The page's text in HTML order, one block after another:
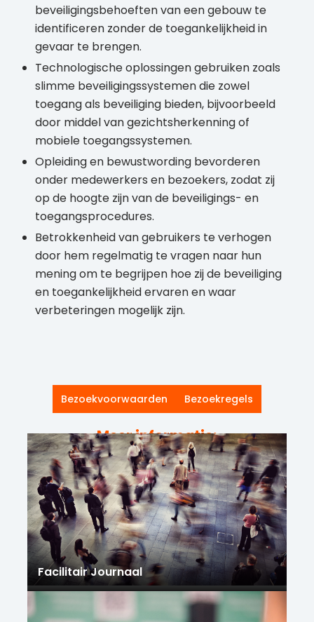
beveiligingsbehoeften van een gebouw te
identificeren zonder de toegankelijkheid in
gevaar te brengen.
Technologische oplossingen gebruiken zoals
slimme beveiligingssystemen die zowel
toegang als beveiliging bieden, bijvoorbeeld
door middel van gezichtsherkenning of
mobiele toegangssystemen.
Opleiding en bewustwording bevorderen
onder medewerkers en bezoekers, zodat zij
op de hoogte zijn van de beveiligings- en
toegangsprocedures.
Betrokkenheid van gebruikers te verhogen
door hem regelmatig te vragen naar hun
mening om te begrijpen hoe zij de beveiliging
en toegankelijkheid ervaren en waar
verbeteringen mogelijk zijn.
Bezoekvoorwaarden Bezoekregels
Meer informatie:
Facilitair Journaal